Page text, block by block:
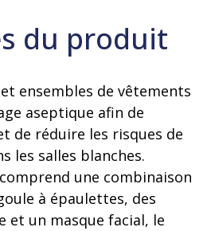
du produit
ensembles de vêtements
aseptique afin de
de réduire les risques de
les salles blanches.
une combinaison
à épaulettes, des
et un masque facial, le